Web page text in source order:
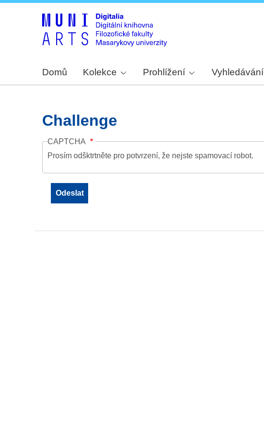
Domů Kolekce Prohlížení Vyhledávání
Challenge
CAPTCHA
Prosím odšktrtněte pro potvrzení, že nejste spamovací robot.